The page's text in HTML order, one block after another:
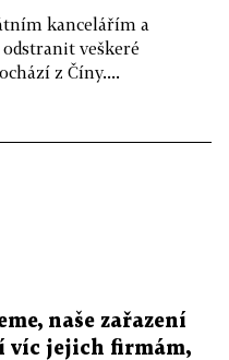
kancelářím a
veškeré
z Číny....
naše zařazení
víc jejich firmám,